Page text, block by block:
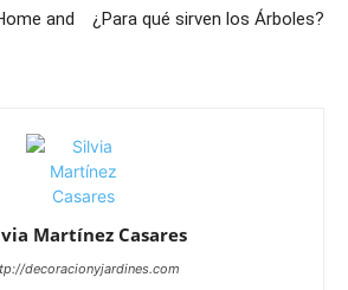
and
¿Para qué sirven los Árboles?
Martínez Casares
decoracionyjardines.com